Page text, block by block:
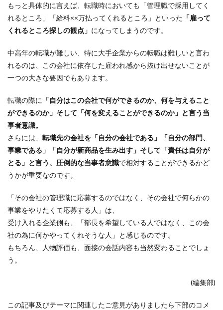
もっと具体的に言えば、転職時においても「管理職で採用してく
れるところ」「給料××万払ってくれるところ」といった 「雇って
くれるところ探しの観点」 になってしまうのです。
中高年の転職が難しい、特に大手企業からの転職は難しいと言わ
れるのは、この会社に依存した雇われ感から抜け出せないことが
一つの大きな要因でもあります。
転職の際に 「自分はこの会社で何ができるのか、何を与えること
ができるのか」そして「何を変えることができるのか」と言う当
事者意識。
さらには、 転職先の会社を「自分の会社である」「自分の部門、
事業である」「自分が新商品を生み出す」そして「責任は自分が
とる」と言う、圧倒的な当事者意識で相対することができるかど
うかが重要なのです。
「その会社の管理職に応募するのではなく、その会社で何らかの
事業をやりたくて応募する人」は、
受け入れる企業側も、「部長を希望している人ではなく、この会
社の為に何かやってくれそうな人」と感じるのです。
もちろん、人物評価も、面接の会話内容も当然変わることでしょ
う。
(編集部)
この記事及びテーマに関連したご意見がありましたら下部のコメ